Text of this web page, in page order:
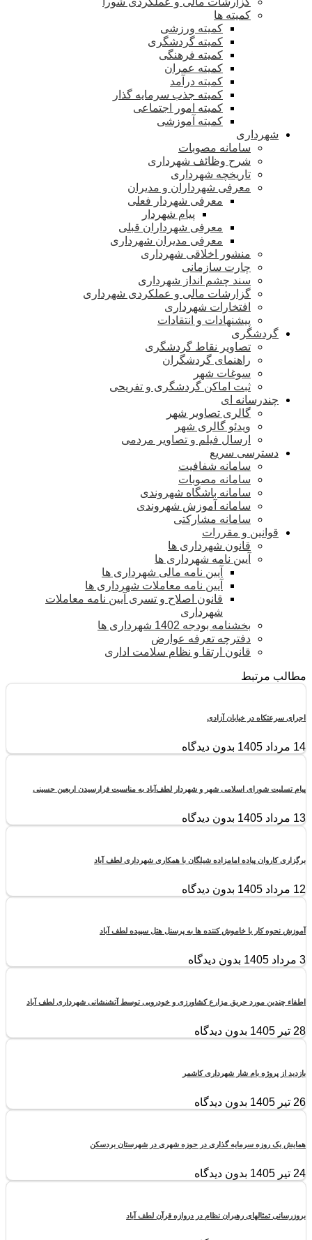
کمیته ها
کمیته ورزشی
کمیته گردشگری
کمیته فرهنگی
کمیته عمران
کمیته درآمد
کمیته جذب سرمایه گذار
کمیته امور اجتماعی
کمیته آموزشی
شهرداری
سامانه مصوبات
شرح وظائف شهرداری
تاریخچه شهرداری
معرفی شهرداران و مدیران
معرفی شهردار فعلی
پیام شهردار
معرفی شهرداران قبلی
معرفی مدیران شهرداری
منشور اخلاقی شهرداری
چارت سازمانی
سند چشم انداز شهرداری
گزارشات مالی و عملکردی شهرداری
افتخارات شهرداری
پیشنهادات و انتقادات
گردشگری
تصاویر نقاط گردشگری
راهنمای گردشگران
سوغات شهر
ثبت اماکن گردشگری و تفریحی
چندرسانه ای
گالری تصاویر شهر
ویدئو گالری شهر
ارسال فیلم و تصاویر مردمی
دسترسی سریع
سامانه شفافیت
سامانه مصوبات
سامانه باشگاه شهروندی
سامانه آموزش شهروندی
سامانه مشارکتی
قوانین و مقررات
قانون شهرداری ها
آیین نامه شهرداری ها
آیین نامه مالی شهرداری ها
آیین نامه معاملات شهرداری ها
قانون اصلاح و تسری آیین نامه معاملات
شهرداری
بخشنامه بودجه 1402 شهرداری ها
دفترچه تعرفه عوارض
قانون ارتقا و نظام سلامت اداری
مطالب مرتبط
اجرای سرعتکاه در خیابان آزادی
14 مرداد 1405 بدون دیدگاه
پیام تسلیت شورای اسلامی شهر و شهردار لطف‌آباد به مناسبت فرارسیدن اربعین حسینی
13 مرداد 1405 بدون دیدگاه
برگزاری کاروان پیاده امامزاده شیلگان با همکاری شهرداری لطف آباد
12 مرداد 1405 بدون دیدگاه
آموزش نحوه کار با خاموش کننده ها به پرسنل هتل سپیده لطف آباد
3 مرداد 1405 بدون دیدگاه
اطفاء چندین مورد حریق مزارع کشاورزی و خودرویی توسط آتشنشانی شهرداری لطف آباد
28 تیر 1405 بدون دیدگاه
بازدید از پروژه بام شار شهرداری کاشمر
26 تیر 1405 بدون دیدگاه
همایش یک روزه سرمایه گذاری در حوزه شهری در شهرستان بردسکن
24 تیر 1405 بدون دیدگاه
بروزرسانی تمثالهای رهبران نظام در دروازه قرآن لطف آباد